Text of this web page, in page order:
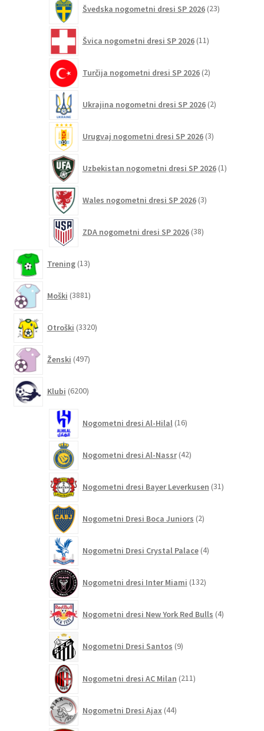
Švedska nogometni dresi SP 2026 23izdelkov
Švica nogometni dresi SP 2026 11izdelkov
Turčija nogometni dresi SP 2026 2izdelka
Ukrajina nogometni dresi SP 2026 2izdelka
Urugvaj nogometni dresi SP 2026 3izdelki
Uzbekistan nogometni dresi SP 2026 1izdelek
Wales nogometni dresi SP 2026 3izdelki
ZDA nogometni dresi SP 2026 38izdelkov
Trening 13izdelkov
Moški 3881izdelkov
Otroški 3320izdelkov
Ženski 497izdelkov
Klubi 6200izdelkov
Nogometni dresi Al-Hilal 16izdelkov
Nogometni dresi Al-Nassr 42izdelkov
Nogometni dresi Bayer Leverkusen 31izdelkov
Nogometni Dresi Boca Juniors 2izdelka
Nogometni Dresi Crystal Palace 4izdelki
Nogometni dresi Inter Miami 132izdelkov
Nogometni dresi New York Red Bulls 4izdelki
Nogometni Dresi Santos 9izdelkov
Nogometni dresi AC Milan 211izdelkov
Nogometni Dresi Ajax 44izdelkov